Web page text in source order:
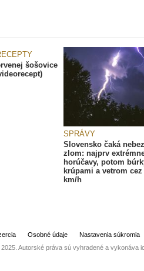
šošovice
SPRÁVY
Slovensko čaká
zlom: najprv
horúčavy, potom
krúpami a vetrom cez
km/h
Osobné údaje Nastavenia súkromia
Autorské práva sú vyhradené a vykonáva